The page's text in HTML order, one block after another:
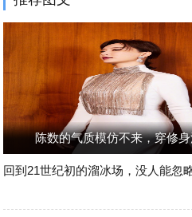
陈数的气质模仿不来，穿修
回到21世纪初的溜冰场，没人能忽